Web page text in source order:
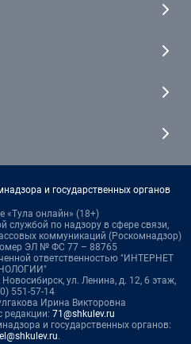
и государственных органов
«Тула онлайн» (18+)
службой по надзору в сфере связи,
коммуникаций (Роскомнадзор)
ЭЛ № ФС 77 – 88765
ответственностью "ИНТЕРНЕТ
ул. Ленина, д. 12, 6 этаж,
551-57-14
Ирина Викторовна
редакции: 71@shkulev.ru
и государственных органов:
.